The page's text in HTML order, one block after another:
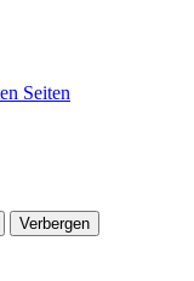
Seiten
Verbergen